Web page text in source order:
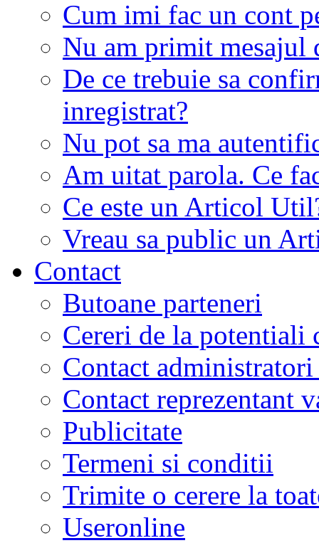
Cum imi fac un cont
Nu am primit mesajul
De ce trebuie sa
inregistrat?
Nu pot sa ma
Am uitat parola. Ce
Ce este un Articol
Vreau sa public un
Contact
Butoane parteneri
Cereri de la potentiali
Contact
Contact reprezentant
Publicitate
Termeni si conditii
Trimite o cerere la
Useronline